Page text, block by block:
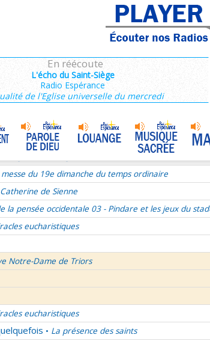
En réécoute
L'écho du Saint-Siège
Radio Espérance
de l'Eglise universelle du mercredi
de Sales 36/106
Seigneur
de Notre-Dame • La joie dans l’Esprit-Saint
Seigneur - 1re lecture Dn 7 ou 2P 1
Seigneur - Psaume 96
du 19e dimanche du temps ordinaire
de Sienne
la pensée occidentale 03 - Pindare et les jeux du
eucharistiques
Notre-Dame de Triors
eucharistiques
• La présence des saints